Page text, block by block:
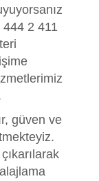
2 411
güven ve